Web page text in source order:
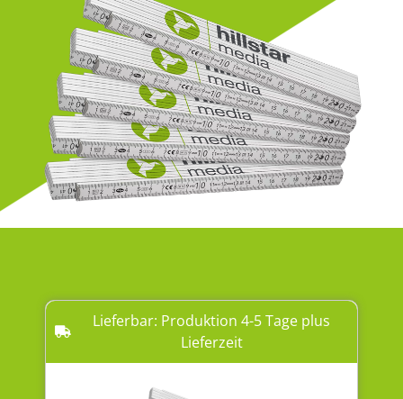
Lieferbar: Produktion 4-5 Tage plus
Lieferzeit